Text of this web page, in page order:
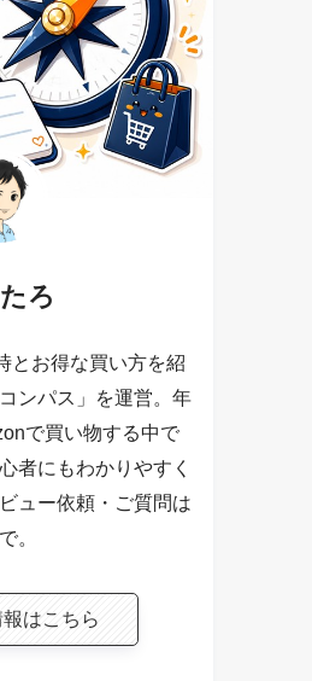
ろ
とお得な買い方を紹
ンパス」を運営。年
で買い物する中で
者にもわかりやすく
ュー依頼・ご質問は
。
はこちら